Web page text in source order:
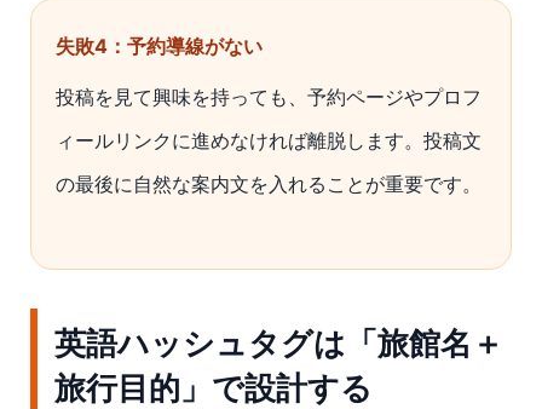
失敗4：予約導線がない
投稿を見て興味を持っても、予約ページやプロフ
ィールリンクに進めなければ離脱します。投稿文
の最後に自然な案内文を入れることが重要です。
英語ハッシュタグは「旅館名＋
旅行目的」で設計する